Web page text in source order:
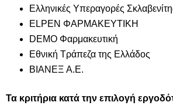
Ελληνικές Υπεραγορές
ELPEN ΦΑΡΜΑΚΕΥΤΙΚΗ
DEMO Φαρμακευτική
Εθνική Τράπεζα της Ελλάδος
ΒΙΑΝΕΞ A.E.
Τα κριτήρια κατά την επιλογή